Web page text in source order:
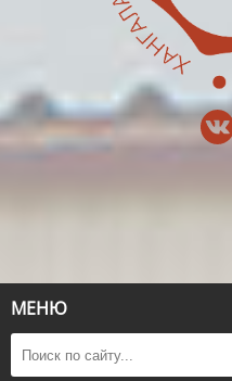
МЕНЮ